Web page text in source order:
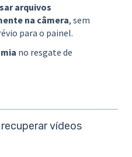
arquivos
na câmera, sem
para o painel.
no resgate de
vídeos